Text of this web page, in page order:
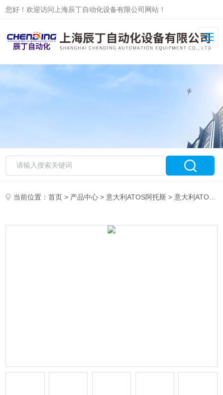
您好！欢迎访问上海辰丁自动化设备有限公司网站！
当前位置：首页 > 产品中心 >意大利ATOS阿托斯 >意大利ATOS比例阀